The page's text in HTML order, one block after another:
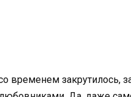
временем закрутилось,